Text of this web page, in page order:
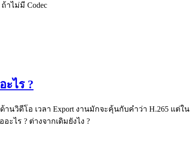
าไม่มี Codec
ะไร ?
านวิดีโอ เวลา Export งานมักจะคุ้นกับคำว่า H.265 แต่ใน
ะไร ? ต่างจากเดิมยังไง ?